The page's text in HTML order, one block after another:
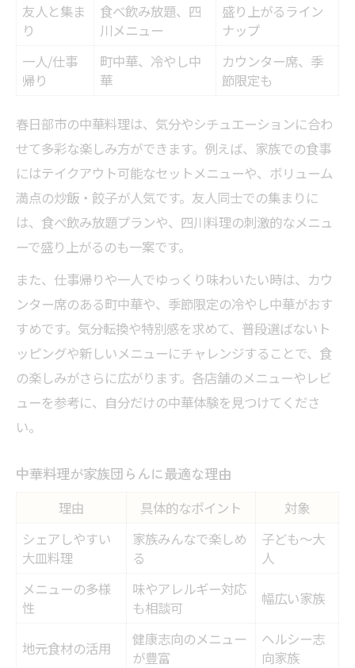
友人と集ま
り
食べ飲み放題、四
川メニュー
盛り上がるライン
ナップ
一人/仕事
帰り
町中華、冷やし中
華
カウンター席、季
節限定も
春日部市の中華料理は、気分やシチュエーションに合わ
せて多彩な楽しみ方ができます。例えば、家族での食事
にはテイクアウト可能なセットメニューや、ボリューム
満点の炒飯・餃子が人気です。友人同士での集まりに
は、食べ飲み放題プランや、四川料理の刺激的なメニュ
ーで盛り上がるのも一案です。
また、仕事帰りや一人でゆっくり味わいたい時は、カウ
ンター席のある町中華や、季節限定の冷やし中華がおす
すめです。気分転換や特別感を求めて、普段選ばないト
ッピングや新しいメニューにチャレンジすることで、食
の楽しみがさらに広がります。各店舗のメニューやレビ
ューを参考に、自分だけの中華体験を見つけてくださ
い。
中華料理が家族団らんに最適な理由
理由 具体的なポイント
対象
シェアしやすい
大皿料理
家族みんなで楽しめ
る
子ども～大
人
メニューの多様
性
味やアレルギー対応
も相談可
幅広い家族
地元食材の活用
健康志向のメニュー
が豊富
ヘルシー志
向家族